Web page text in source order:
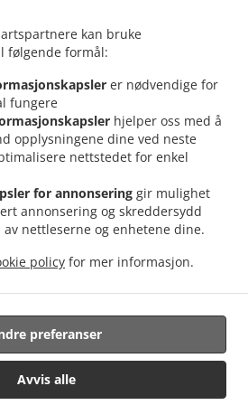
kan bruke
følgende formål:
er nødvendige for
fungere
hjelper oss med å
opplysningene dine ved neste
nettstedet for enkel
for annonsering gir mulighet
annonsering og skreddersydd
nettleserne og enhetene dine.
policy for mer informasjon.
Avvis alle
preferanser
BETALINGSMETODER